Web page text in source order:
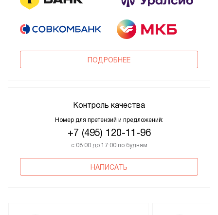
ПОДРОБНЕЕ
Контроль качества
Номер для претензий и предложений:
+7 (495) 120-11-96
с 08:00 до 17:00 по будням
НАПИСАТЬ